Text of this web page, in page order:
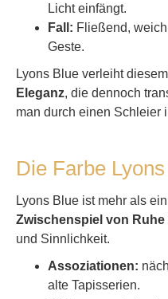
Licht einfängt.
Fall: Fließend,
Geste.
Lyons Blue verleiht
Eleganz, die dennoch
man durch einen Schleier
Die Farbe
Lyons Blue ist mehr als
Zwischenspiel von
und Sinnlichkeit.
Assoziationen:
alte Tapisserien.